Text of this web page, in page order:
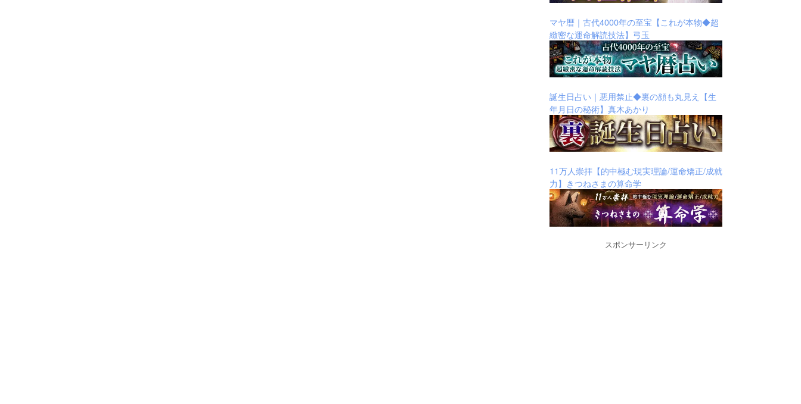
マヤ暦｜古代4000年の至宝【これが本物◆超
緻密な運命解読技法】弓玉
誕生日占い｜悪用禁止◆裏の顔も丸見え【生
年月日の秘術】真木あかり
11万人崇拝【的中極む現実理論/運命矯正/成就
力】きつねさまの算命学
スポンサーリンク